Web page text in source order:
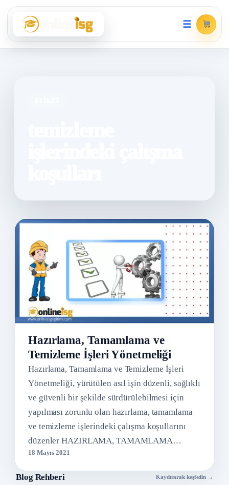
☰
Hazırlama, Tamamlama ve
Temizleme İşleri Yönetmeliği
Hazırlama, Tamamlama ve Temizleme İşleri
Yönetmeliği, yürütülen asıl işin düzenli, sağlıklı
ve güvenli bir şekilde sürdürülebilmesi için
yapılması zorunlu olan hazırlama, tamamlama
ve temizleme işlerindeki çalışma koşullarını
düzenler HAZIRLAMA, TAMAMLAMA…
18 Mayıs 2021
Blog Rehberi Kaydırarak keşfedin →